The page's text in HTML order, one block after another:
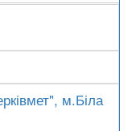
м.Біла